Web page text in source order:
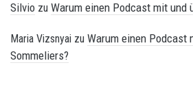
Silvio zu Warum einen Podcast mit und
Maria Vizsnyai zu Warum einen Podcast
Sommeliers?